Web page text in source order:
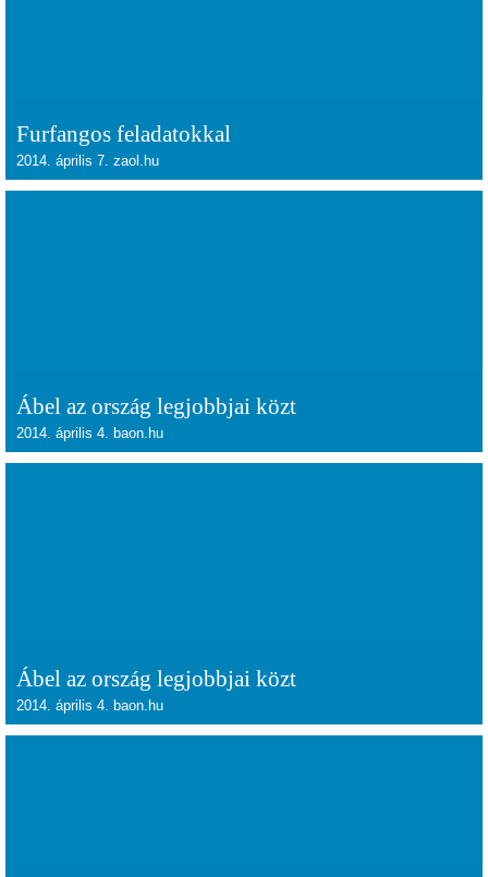
Furfangos feladatokkal
2014. április 7. zaol.hu
Ábel az ország legjobbjai közt
2014. április 4. baon.hu
Ábel az ország legjobbjai közt
2014. április 4. baon.hu